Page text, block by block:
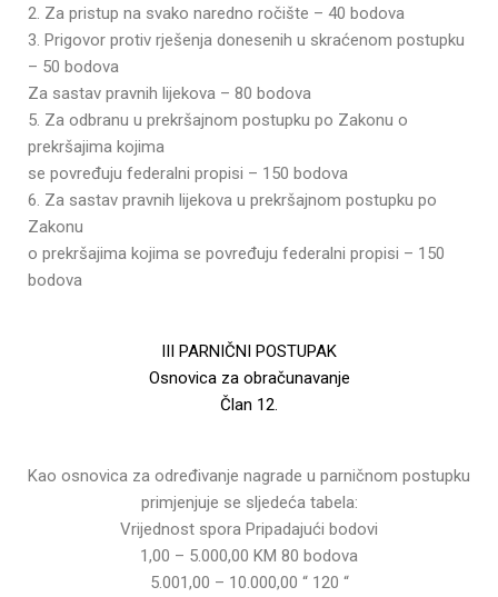
2. Za pristup na svako naredno ročište – 40 bodova
3. Prigovor protiv rješenja donesenih u skraćenom postupku
– 50 bodova
Za sastav pravnih lijekova – 80 bodova
5. Za odbranu u prekršajnom postupku po Zakonu o
prekršajima kojima
se povređuju federalni propisi – 150 bodova
6. Za sastav pravnih lijekova u prekršajnom postupku po
Zakonu
o prekršajima kojima se povređuju federalni propisi – 150
bodova
III PARNIČNI POSTUPAK
Osnovica za obračunavanje
Član 12.
Kao osnovica za određivanje nagrade u parničnom postupku
primjenjuje se sljedeća tabela:
Vrijednost spora Pripadajući bodovi
1,00 – 5.000,00 KM 80 bodova
5.001,00 – 10.000,00 “ 120 “